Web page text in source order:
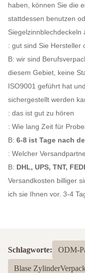
haben, können Sie die
stattdessen benutzen
Siegelzinnblechdeckeln
: gut sind Sie Hersteller
B: wir sind
diesem Gebiet, keine
ISO9001 geführt hat
sichergestellt werden
: das ist gut zu hören
: Wie lang Zeit für
B: 6-8 ist Tage nach
: Welcher
B: DHL, UPS, TNT,
Versandkosten billiger
ich sie Ihnen vor. 3-4
Schlagworte: ODM-
Blase